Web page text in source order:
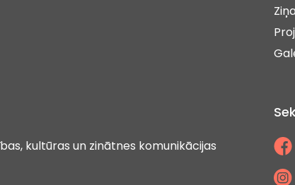
kultūras un zinātnes komunikācijas